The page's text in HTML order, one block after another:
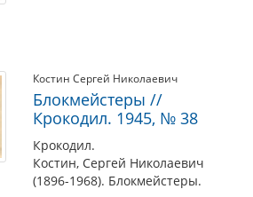
Костин Сергей Николаевич
Блокмейстеры //
Крокодил. 1945, № 38
Крокодил.
Костин, Сергей Николаевич
(1896-1968). Блокмейстеры.